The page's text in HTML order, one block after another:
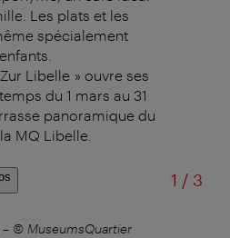
Les plats et les
spécialement
Libelle » ouvre ses
du 1 mars au 31
panoramique du
MQ Libelle.
1 /sur
3
– © MuseumsQuartier